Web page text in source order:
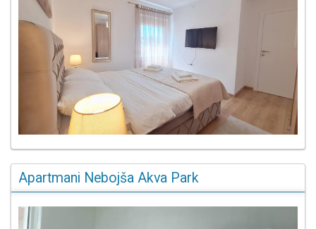
Apartmani Nebojša Akva Park